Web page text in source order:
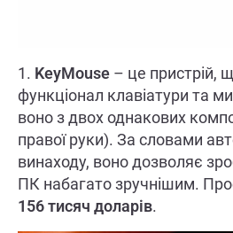
1. KeyMouse – це пристрій,
функціонал клавіатури та
воно з двох однакових
правої руки). За словами
винаходу, воно дозволяє
ПК набагато зручнішим.
156 тисяч доларів.